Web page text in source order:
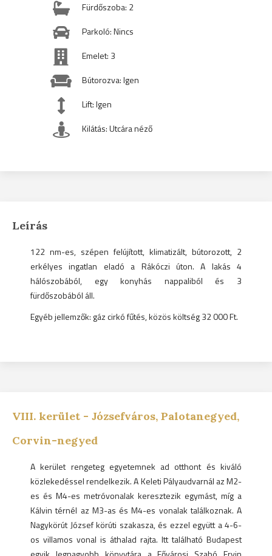
Fürdőszoba: 2
Parkoló: Nincs
Emelet: 3
Bútorozva: Igen
Lift: Igen
Kilátás: Utcára néző
Leírás
122 nm-es, szépen felújított, klimatizált, bútorozott, 2
erkélyes ingatlan eladó a Rákóczi úton. A lakás 4
hálószobából, egy konyhás nappaliból és 3
fürdőszobából áll.
Egyéb jellemzők: gáz cirkó fűtés, közös költség 32 000 Ft.
VIII. kerület - Józsefváros, Palotanegyed,
Corvin-negyed
A kerület rengeteg egyetemnek ad otthont és kiváló
közlekedéssel rendelkezik. A Keleti Pályaudvarnál az M2-
es és M4-es metróvonalak keresztezik egymást, míg a
Kálvin térnél az M3-as és M4-es vonalak találkoznak. A
Nagykörút József körúti szakasza, és ezzel együtt a 4-6-
os villamos vonal is áthalad rajta. Itt található Budapest